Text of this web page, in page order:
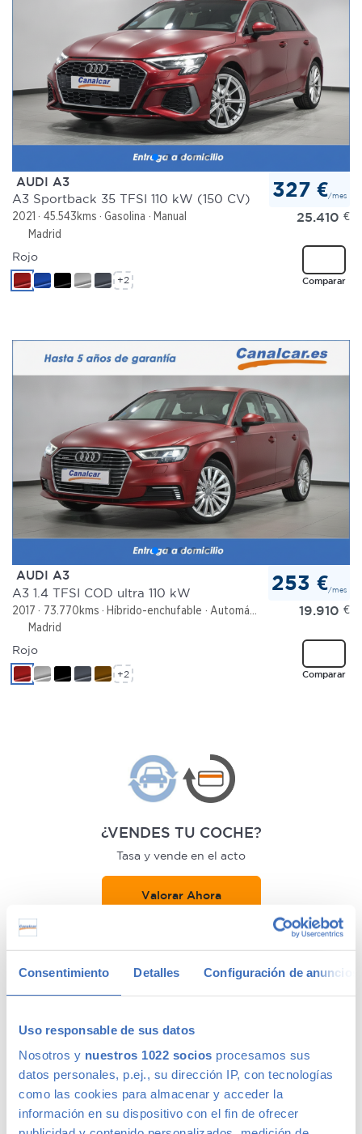
Consentimiento Detalles Configuración de anuncios
Uso responsable de sus datos
Nosotros y nuestros 1022 socios procesamos sus
datos personales, p.ej., su dirección IP, con tecnologías
como las cookies para almacenar y acceder la
información en su dispositivo con el fin de ofrecer
AUDI A3
A3 Sportback 35 TFSI 110 kW (150 CV)
2021 45.543kms Gasolina
Manual
Madrid
327 €/mes
25.410 €
Comparar
Rojo
+2
AUDI A3
A3 1.4 TFSI COD ultra 110 kW
2017 73.770kms Híbrido-enchufable
Automático
Madrid
253 €/mes
19.910 €
Comparar
Rojo
+2
¿VENDES TU COCHE?
Tasa y vende en el acto
Valorar Ahora